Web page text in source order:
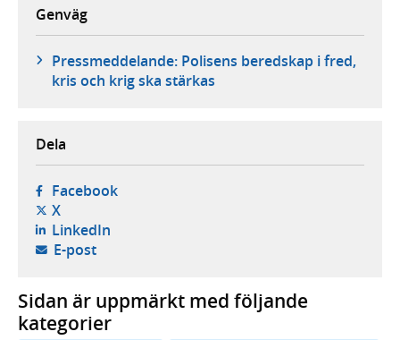
Genväg
Pressmeddelande: Polisens beredskap i fred,
kris och krig ska stärkas
Dela
Facebook- öppnas i ny flik, extern webbplats,
X- öppnas i ny flik, extern webbplats,
LinkedIn- öppnas i ny flik, extern webbplats,
E-post- öppnar din e-postklient,
Sidan är uppmärkt med följande
kategorier